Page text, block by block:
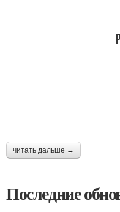
читать дальше →
Последние